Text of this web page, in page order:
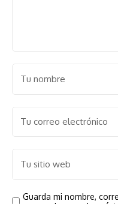
Guarda mi nombre,